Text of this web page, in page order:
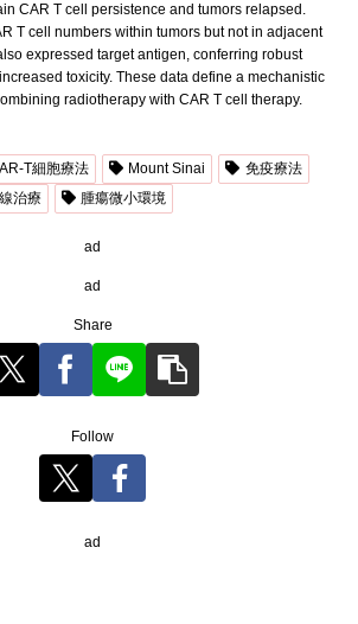
CAR T cell persistence and tumors relapsed.
T cell numbers within tumors but not in adjacent
expressed target antigen, conferring robust
toxicity. These data define a mechanistic
radiotherapy with CAR T cell therapy.
T細胞療法 Mount Sinai
免疫療法
治療 腫瘍微小環境
ad
ad
Share
Follow
ad